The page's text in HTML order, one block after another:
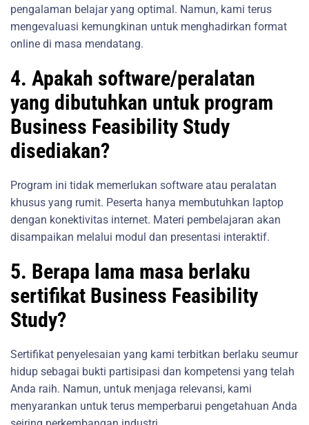
pengalaman belajar yang optimal. Namun, kami terus
mengevaluasi kemungkinan untuk menghadirkan format
online di masa mendatang.
4. Apakah software/peralatan
yang dibutuhkan untuk program
Business Feasibility Study
disediakan?
Program ini tidak memerlukan software atau peralatan
khusus yang rumit. Peserta hanya membutuhkan laptop
dengan konektivitas internet. Materi pembelajaran akan
disampaikan melalui modul dan presentasi interaktif.
5. Berapa lama masa berlaku
sertifikat Business Feasibility
Study?
Sertifikat penyelesaian yang kami terbitkan berlaku seumur
hidup sebagai bukti partisipasi dan kompetensi yang telah
Anda raih. Namun, untuk menjaga relevansi, kami
menyarankan untuk terus memperbarui pengetahuan Anda